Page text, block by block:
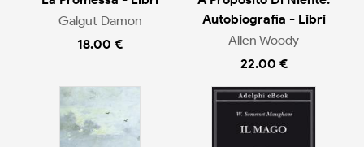
Galgut Damon
18.00 €
Autobiografia - Libri
Allen Woody
22.00 €